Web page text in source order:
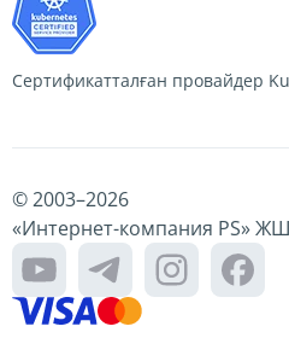
Сертификатталған провайдер
© 2003–2026
«Интернет-компания PS»